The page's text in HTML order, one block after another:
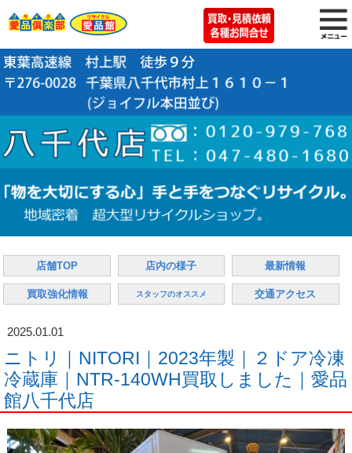
店舗TOP 店内の様子 最新情報
買取強化情報 スタッフのオススメ 交通アクセス
2025.01.01
ニトリ｜NITORI｜2023年製｜２ドア冷凍
冷蔵庫｜NTR-140WH買取しました｜愛品
館八千代店